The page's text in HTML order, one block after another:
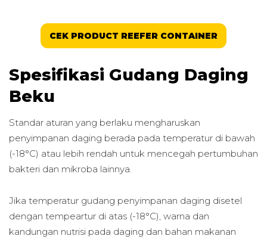
CEK PRODUCT REEFER CONTAINER
Spesifikasi Gudang Daging
Beku
Standar aturan yang berlaku mengharuskan
penyimpanan daging berada pada temperatur di bawah
(-18°C) atau lebih rendah untuk mencegah pertumbuhan
bakteri dan mikroba lainnya.
Jika temperatur gudang penyimpanan daging disetel
dengan tempeartur di atas (-18°C), warna dan
kandungan nutrisi pada daging dan bahan makanan